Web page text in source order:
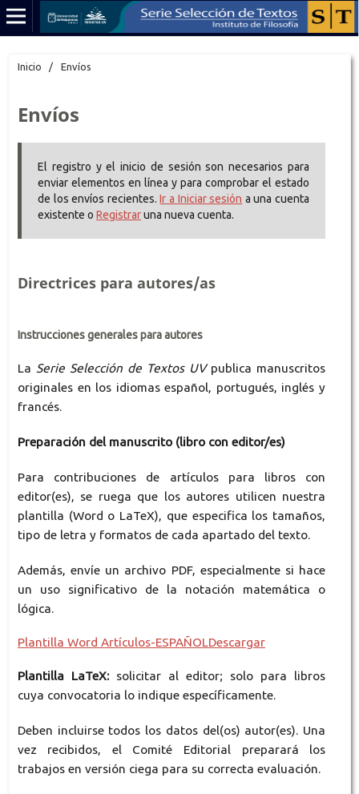
Inicio / Envíos
Envíos
El registro y el inicio de sesión son necesarios para
enviar elementos en línea y para comprobar el estado
de los envíos recientes.Ir a Iniciar sesión a una cuenta
existente o Registraruna nueva cuenta.
Directrices para autores/as
Instrucciones generales para autores
La Serie Selección de Textos UVpublica manuscritos
originales en los idiomas español, portugués, inglés y
francés.
Preparación del manuscrito (libro con editor/es)
Para contribuciones de artículos para libros con
editor(es), se ruega que los autores utilicen nuestra
plantilla (Word o LaTeX), que especifica los tamaños,
tipo de letra y formatos de cada apartado del texto.
Además, envíe un archivo PDF, especialmente si hace
un uso significativo de la notación matemática o
lógica.
Plantilla Word Artículos-ESPAÑOLDescargar
Plantilla LaTeX: solicitar al editor; solo para libros
cuya convocatoria lo indique específicamente.
Deben incluirse todos los datos del(os) autor(es). Una
vez recibidos, el Comité Editorial preparará los
trabajos en versión ciega para su correcta evaluación.